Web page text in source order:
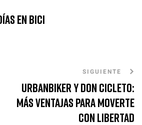
en Bici
SIGUIENTE
UrbanBiker y Don Cicleto:
más ventajas para moverte
con libertad